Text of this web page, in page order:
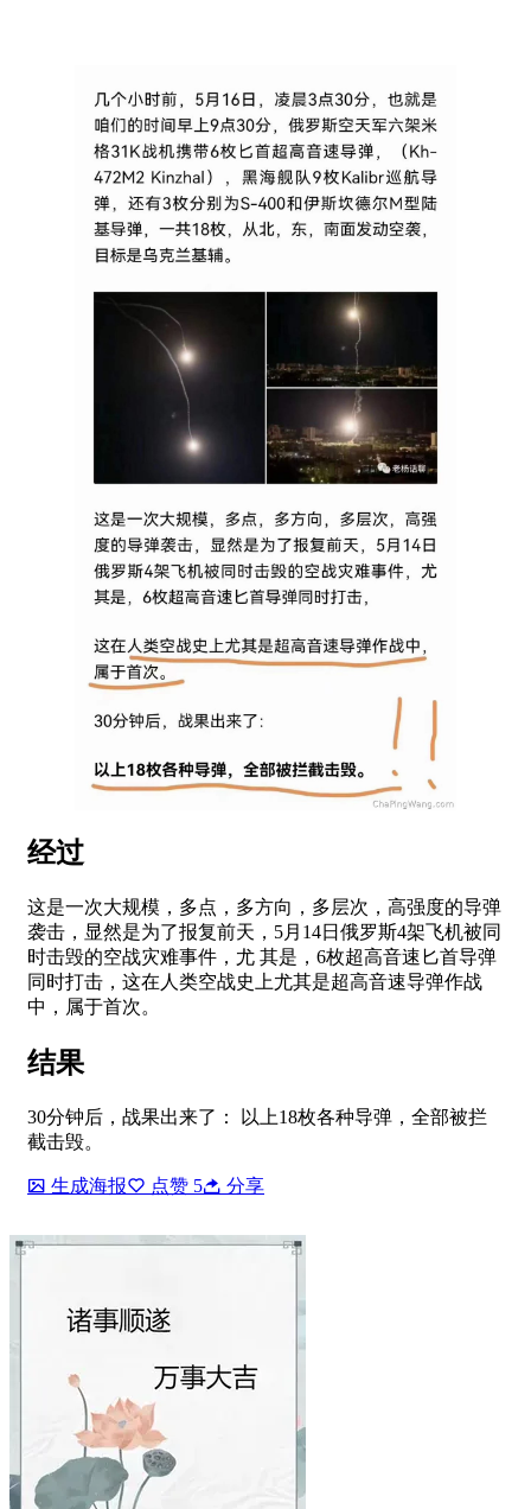
经过
这是一次大规模，多点，多方向，多层次，高强度的导弹
袭击，显然是为了报复前天，5月14日俄罗斯4架飞机被同
时击毁的空战灾难事件，尤 其是，6枚超高音速匕首导弹
同时打击，这在人类空战史上尤其是超高音速导弹作战
中，属于首次。
结果
30分钟后，战果出来了： 以上18枚各种导弹，全部被拦
截击毁。
生成海报 点赞 5 分享